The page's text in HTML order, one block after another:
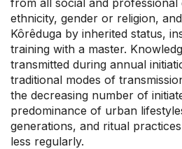
ethnicity, gender or religion,
Kôrêduga by inherited status,
training with a master.
transmitted during annual
traditional modes of
the decreasing number of
predominance of urban
generations, and ritual
less regularly.